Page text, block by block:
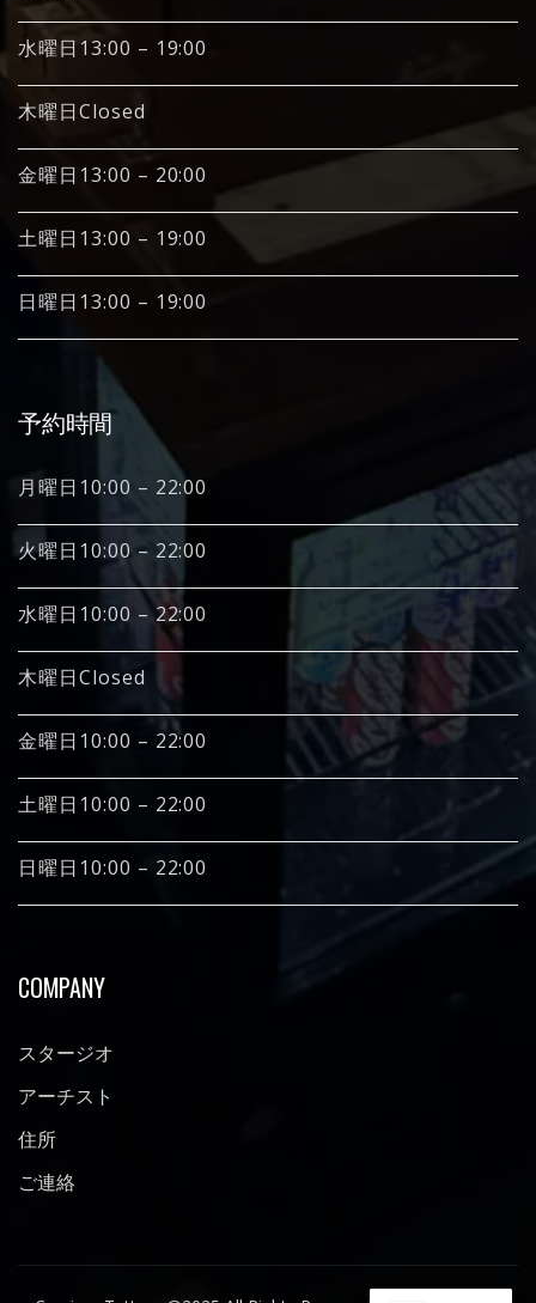
水曜日13:00 – 19:00
木曜日Closed
金曜日13:00 – 20:00
土曜日13:00 – 19:00
日曜日13:00 – 19:00
予約時間
月曜日10:00 – 22:00
火曜日10:00 – 22:00
水曜日10:00 – 22:00
木曜日Closed
金曜日10:00 – 22:00
土曜日10:00 – 22:00
日曜日10:00 – 22:00
COMPANY
スタージオ
アーチスト
住所
ご連絡